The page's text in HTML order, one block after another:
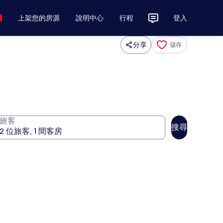
上架您的房源 說明中心 行程 登入
分享 儲存
客
搜尋